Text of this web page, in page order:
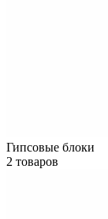
Гипсовые блоки
2 товаров